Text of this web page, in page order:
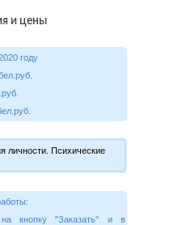
и цены
в 2020 году
кнопку "Заказать" и в